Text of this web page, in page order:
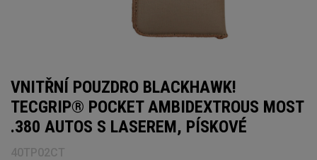
VNITŘNÍ POUZDRO BLACKHAWK!
TECGRIP® POCKET AMBIDEXTROUS MOST
.380 AUTOS S LASEREM, PÍSKOVÉ
40TP02CT